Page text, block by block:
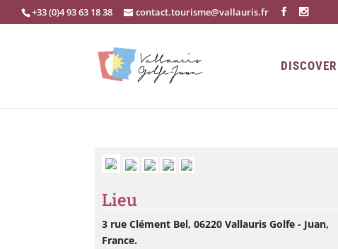
+33 (0)4 93 63 18 38 contact.tourisme@vallauris.fr
DISCOVER
Lieu
3 rue Clément Bel, 06220 Vallauris Golfe - Juan,
France.